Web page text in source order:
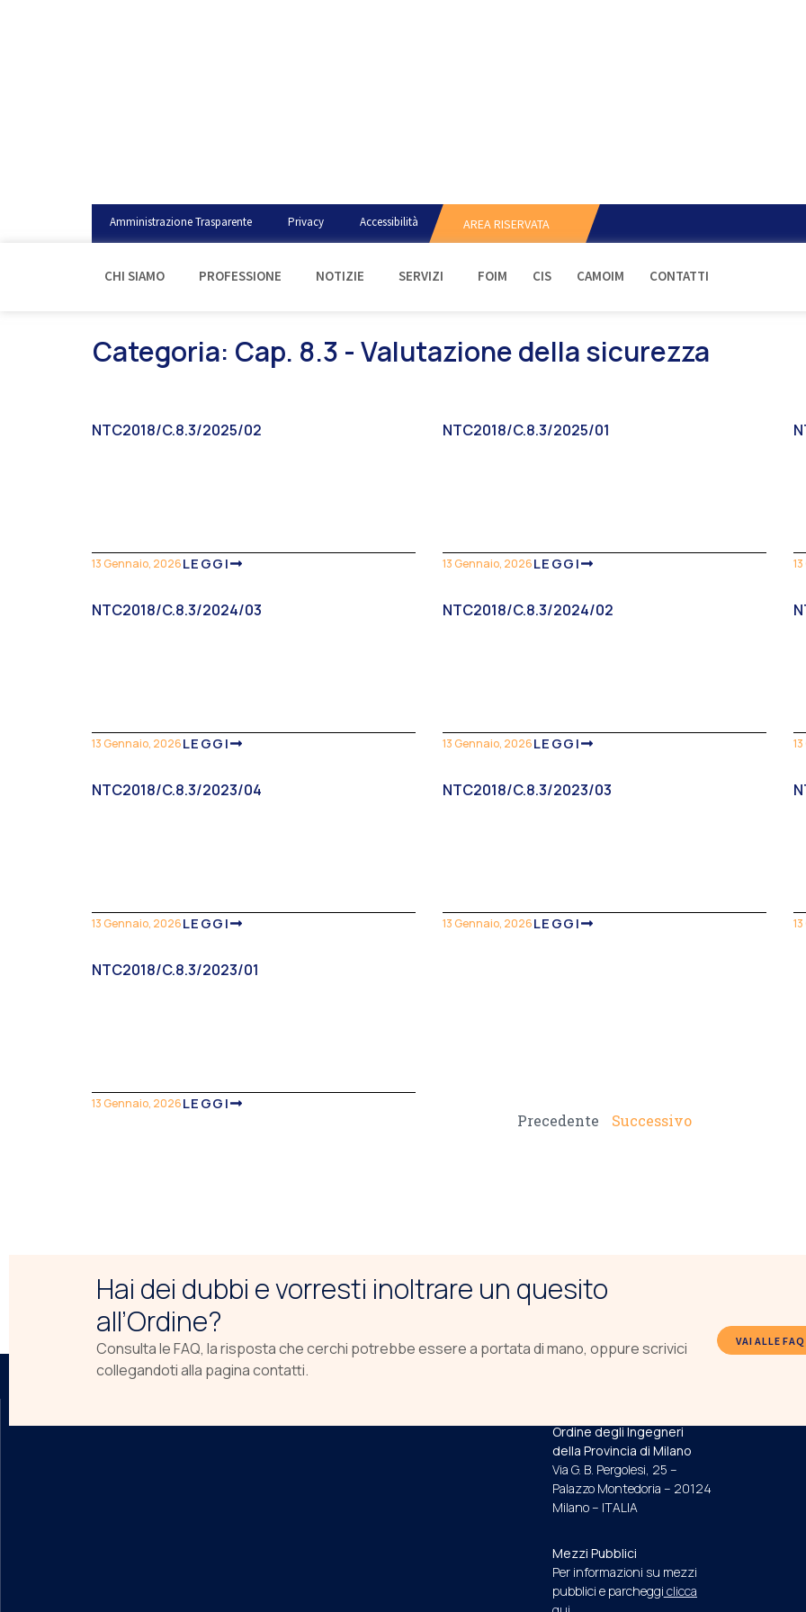
Amministrazione Trasparente Privacy Accessibilità AREA RISERVATA
CHI SIAMO PROFESSIONE NOTIZIE SERVIZI FOIM CIS CAMOIM CONTATTI
Categoria: Cap. 8.3 - Valutazione della sicurezza
NTC2018/C.8.3/2025/02
13 Gennaio, 2026LEGGI
NTC2018/C.8.3/2025/01
13 Gennaio, 2026LEGGI
NTC2018/C.8.3/2024/03
13 Gennaio, 2026LEGGI
NTC2018/C.8.3/2024/02
13 Gennaio, 2026LEGGI
NTC2018/C.8.3/2023/04
13 Gennaio, 2026LEGGI
NTC2018/C.8.3/2023/03
13 Gennaio, 2026LEGGI
NTC2018/C.8.3/2023/01
13 Gennaio, 2026LEGGI
Precedente
Successivo
Hai dei dubbi e vorresti inoltrare un quesito
all’Ordine?
Consulta le FAQ, la risposta che cerchi potrebbe essere a portata di mano, oppure scrivici
collegandoti alla pagina contatti.
VAI ALLE FAQ
Ordine degli Ingegneri
della Provincia di Milano
Via G. B. Pergolesi, 25 –
Palazzo Montedoria – 20124
Milano – ITALIA
Mezzi Pubblici
Per informazioni su mezzi
pubblici e parcheggi clicca